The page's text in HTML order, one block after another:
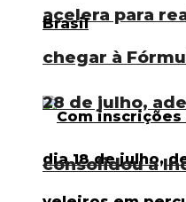
acelera para
chegar à
28 de julho,
consolidou a